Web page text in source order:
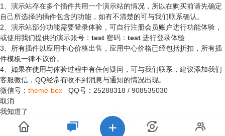
1、演示站存在多个插件共用一个演示站的情况，所以在购买前请先确定
自己所选择的插件包含的功能，如有不清楚的可与我们联系确认。
2、演示站部分功能需要登录体验，可自行注册会员账户进行功能体验，
或使用我们提供的演示账号： test 密码： test 进行登录体验
3、所有插件以应用中心价格出售，应用中心价格已经包括折扣，所有插
件模板一律不议价。
4、如果在使用与体验过程中有任何疑问，可与我们联系，建议添加我们
客服微信，QQ经常有收不到消息与通知的情况出现。
微信号： theme-box QQ号： 25288318 / 908535030
取消
我知道了